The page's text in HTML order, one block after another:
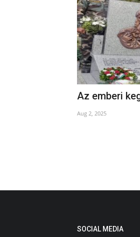
Az emberi
Aug 2, 2025
SOCIAL MEDIA